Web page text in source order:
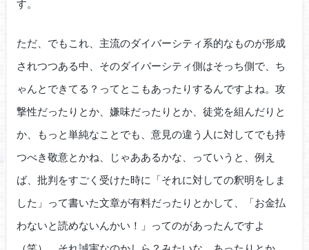
す。
ただ、でもこれ、主流のダイバーシティ系的なものが形成
されつつある中、そのダイバーシティ側はそっち側で、ち
ゃんとできてる？ってとこもあったりするんですよね。攻
撃性だったりとか、嫌味だったりとか、徒党を組んだりと
か、もっと単純なことでも、意見の違う人に対してでも持
つべき敬意とかね、じゃああるかな、っていうと、例え
ば、批判をすごく受けた時に「それに対しての釈明をしま
した」って書いた文章が有料だったりとかして、「お金払
わないと読めないんかい！」ってのがあったんですよ